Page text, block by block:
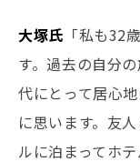
大塚氏 「私も32
す。過去の自分
代にとって居心
に思います。友
ルに泊まってホ